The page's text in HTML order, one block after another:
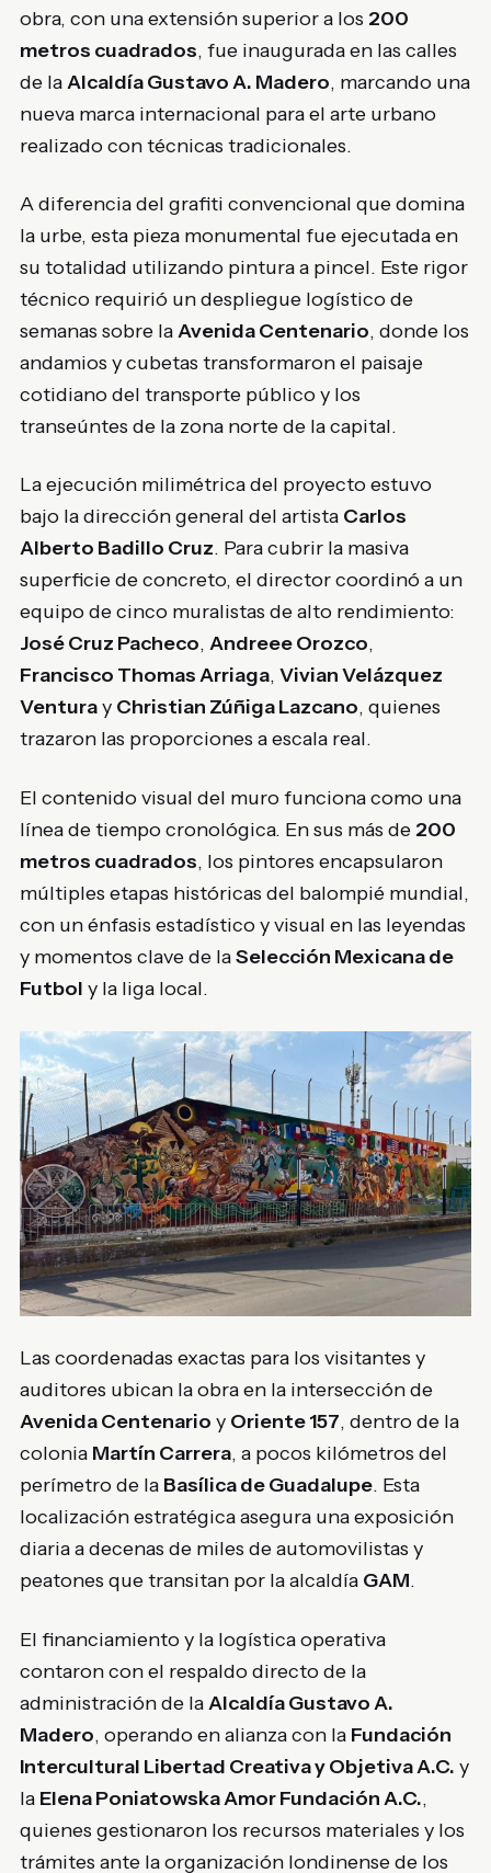
obra, con una extensión superior a los 200
metros cuadrados, fue inaugurada en las calles
de laAlcaldía Gustavo A. Madero, marcando una
nueva marca internacional para el arte urbano
realizado con técnicas tradicionales.
A diferencia del grafiti convencional que domina
la urbe, esta pieza monumental fue ejecutada en
su totalidad utilizando pintura a pincel. Este rigor
técnico requirió un despliegue logístico de
semanas sobre laAvenida Centenario, donde los
andamios y cubetas transformaron el paisaje
cotidiano del transporte público y los
transeúntes de la zona norte de la capital.
La ejecución milimétrica del proyecto estuvo
bajo la dirección general del artista Carlos
Alberto Badillo Cruz. Para cubrir la masiva
superficie de concreto, el director coordinó a un
equipo de cinco muralistas de alto rendimiento:
José Cruz Pacheco, Andreee Orozco,
Francisco Thomas Arriaga, Vivian Velázquez
Venturay Christian Zúñiga Lazcano, quienes
trazaron las proporciones a escala real.
El contenido visual del muro funciona como una
línea de tiempo cronológica. En sus más de 200
metros cuadrados, los pintores encapsularon
múltiples etapas históricas del balompié mundial,
con un énfasis estadístico y visual en las leyendas
y momentos clave de laSelección Mexicana de
Futbol y la liga local.
Las coordenadas exactas para los visitantes y
auditores ubican la obra en la intersección de
Avenida Centenario y Oriente 157, dentro de la
colonia Martín Carrera, a pocos kilómetros del
perímetro de la Basílica de Guadalupe. Esta
localización estratégica asegura una exposición
diaria a decenas de miles de automovilistas y
peatones que transitan por la alcaldía GAM.
El financiamiento y la logística operativa
contaron con el respaldo directo de la
administración de laAlcaldía Gustavo A.
Madero, operando en alianza con la Fundación
Intercultural Libertad Creativa y Objetiva A.C. y
la Elena Poniatowska Amor Fundación A.C.,
quienes gestionaron los recursos materiales y los
trámites ante la organización londinense de los